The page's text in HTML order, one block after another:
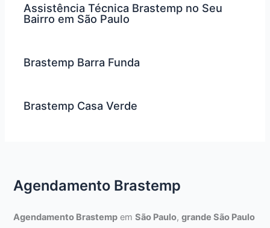
Assistência Técnica Brastemp no Seu
Bairro em São Paulo
Brastemp Barra Funda
Brastemp Casa Verde
Agendamento Brastemp
Agendamento Brastemp emSão Paulo,grande São Paulo